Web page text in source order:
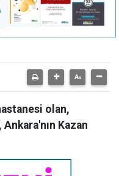
olan,
Kazan